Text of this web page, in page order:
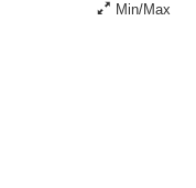
Min/Max